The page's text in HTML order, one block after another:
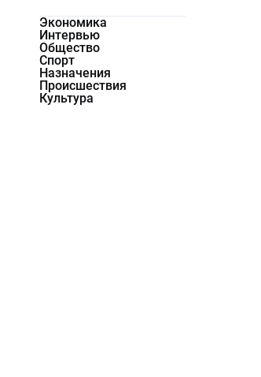
Экономика
Интервью
Общество
Спорт
Назначения
Происшествия
Культура